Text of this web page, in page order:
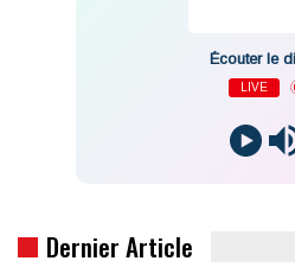
Écouter le
LIVE
Dernier Article